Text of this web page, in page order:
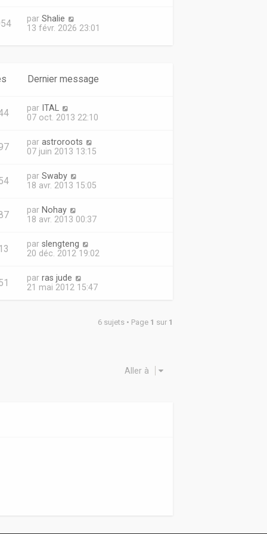
par Shalie
13 févr. 2026 23:01
Dernier message
par ITAL
07 oct. 2013 22:10
par astroroots
07 juin 2013 13:15
par Swaby
18 avr. 2013 15:05
par Nohay
18 avr. 2013 00:37
par slengteng
20 déc. 2012 19:02
par ras jude
21 mai 2012 15:47
6 sujets • Page 1 sur 1
Aller à